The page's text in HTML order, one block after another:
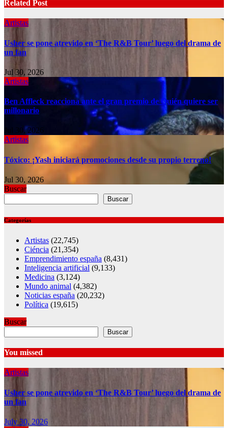
Related Post
Artistas
Usher se pone atrevido en ‘The R&B Tour’ luego del drama de
un fan
Jul 30, 2026
Artistas
Ben Affleck reacciona ante el gran premio de Quién quiere ser
millonario
Jul 30, 2026
Artistas
Tóxico: ¡Yash iniciará promociones desde su propio terreno!
Jul 30, 2026
Buscar
Buscar
Categorías
Artistas (22,745)
Ciéncia (21,354)
Emprendimiento españa (8,431)
Inteligencia artificial (9,133)
Medicina (3,124)
Mundo animal (4,382)
Noticias españa (20,232)
Política (19,615)
Buscar
Buscar
You missed
Artistas
Usher se pone atrevido en ‘The R&B Tour’ luego del drama de
un fan
July 30, 2026